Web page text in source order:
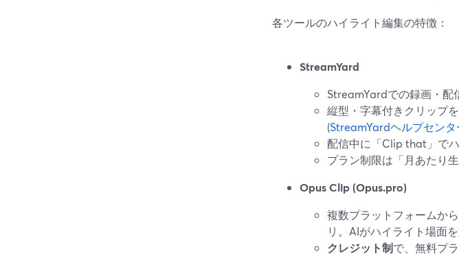
各ツールのハイライト編集の特徴：
StreamYard
StreamYardでの録画・配
縦型・字幕付きクリップ
(StreamYardヘルプセンタ
配信中に「Clip that」で
プラン制限は「月あたり
Opus Clip (Opus.pro)
複数プラットフォームか
リ。AIがハイライト場面
クレジット制で、無料プ